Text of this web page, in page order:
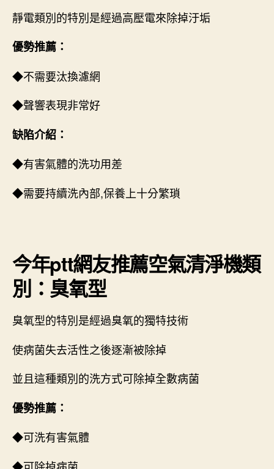
靜電類別的特別是經過高壓電來除掉汙垢
優勢推薦：
◆不需要汰換濾網
◆聲響表現非常好
缺陷介紹：
◆有害氣體的洗功用差
◆需要持續洗內部,保養上十分繁瑣
今年ptt網友推薦空氣清淨機類
別：臭氧型
臭氧型的特別是經過臭氧的獨特技術
使病菌失去活性之後逐漸被除掉
並且這種類別的洗方式可除掉全數病菌
優勢推薦：
◆可洗有害氣體
◆可除掉病菌